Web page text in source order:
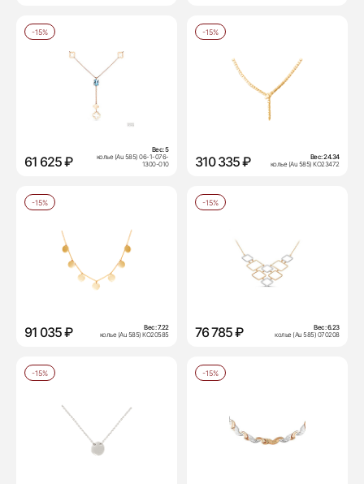
-15%
61 625 ₽
Вес:5
колье (Au 585) 06-1-076-
1300-010
-15%
310 335 ₽ Вес:24.34
колье (Au 585) КО23472
-15%
91 035 ₽ Вес:7.22
колье (Au 585) КО20585
-15%
76 785 ₽ Вес:6.23
колье (Au 585) 070208
-15% -15%